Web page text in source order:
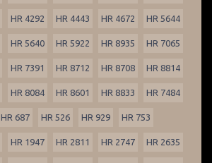
HR 4292 HR 4443 HR 4672 HR 5644
HR 5640 HR 5922 HR 8935 HR 7065
HR 7391 HR 8712 HR 8708 HR 8814
HR 8084 HR 8601 HR 8833 HR 7484
HR 687 HR 526 HR 929 HR 753
HR 1947 HR 2811 HR 2747 HR 2635